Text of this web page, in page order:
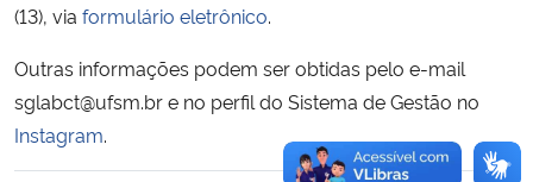
(13), via formulário eletrônico.
Outras informações podem ser obtidas pelo e-mail
sglabct@ufsm.br e no perfil do Sistema de Gestão no
Instagram.